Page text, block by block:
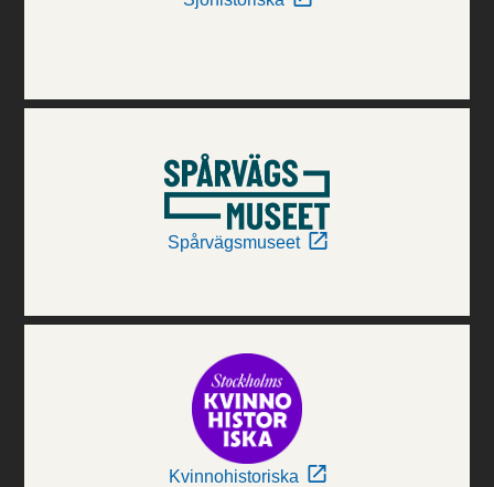
Spårvägsmuseet
Kvinnohistoriska